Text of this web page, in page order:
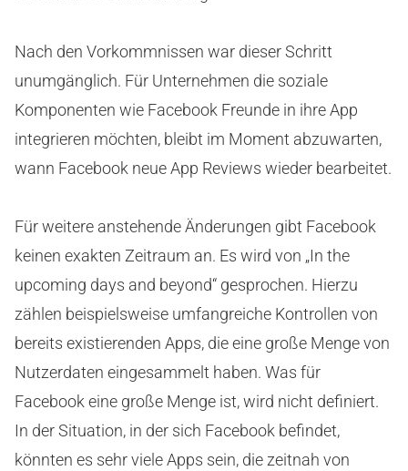
Nach den Vorkommnissen war dieser Schritt
unumgänglich. Für Unternehmen die soziale
Komponenten wie Facebook Freunde in ihre App
integrieren möchten, bleibt im Moment abzuwarten,
wann Facebook neue App Reviews wieder bearbeitet.
Für weitere anstehende Änderungen gibt Facebook
keinen exakten Zeitraum an. Es wird von „In the
upcoming days and beyond“ gesprochen. Hierzu
zählen beispielsweise umfangreiche Kontrollen von
bereits existierenden Apps, die eine große Menge von
Nutzerdaten eingesammelt haben. Was für
Facebook eine große Menge ist, wird nicht definiert.
In der Situation, in der sich Facebook befindet,
könnten es sehr viele Apps sein, die zeitnah von